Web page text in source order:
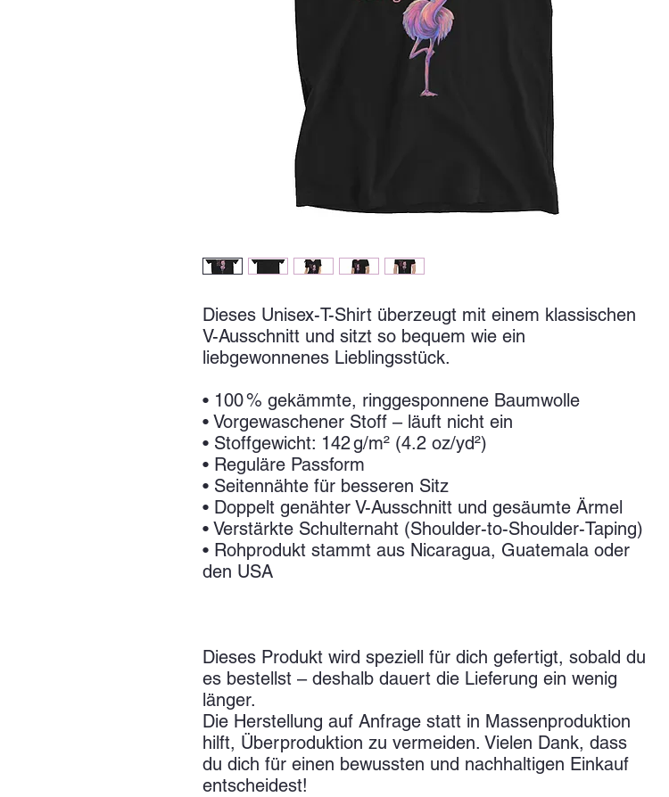
Dieses Unisex-T-Shirt überzeugt mit einem klassischen
V-Ausschnitt und sitzt so bequem wie ein
liebgewonnenes Lieblingsstück.
• 100 % gekämmte, ringgesponnene Baumwolle
• Vorgewaschener Stoff – läuft nicht ein
• Stoffgewicht: 142 g/m² (4.2 oz/yd²)
• Reguläre Passform
• Seitennähte für besseren Sitz
• Doppelt genähter V-Ausschnitt und gesäumte Ärmel
• Verstärkte Schulternaht (Shoulder-to-Shoulder-Taping)
• Rohprodukt stammt aus Nicaragua, Guatemala oder
den USA
Dieses Produkt wird speziell für dich gefertigt, sobald du
es bestellst – deshalb dauert die Lieferung ein wenig
länger.
Die Herstellung auf Anfrage statt in Massenproduktion
hilft, Überproduktion zu vermeiden. Vielen Dank, dass
du dich für einen bewussten und nachhaltigen Einkauf
entscheidest!